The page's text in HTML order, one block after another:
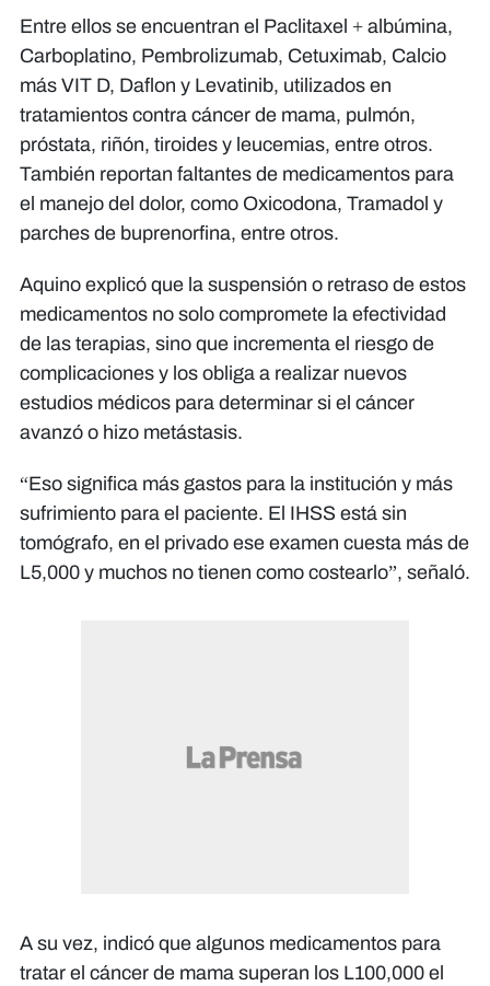
Entre ellos se encuentran el Paclitaxel + albúmina,
Carboplatino, Pembrolizumab, Cetuximab, Calcio
más VIT D, Daflon y Levatinib, utilizados en
tratamientos contra cáncer de mama, pulmón,
próstata, riñón, tiroides y leucemias, entre otros.
También reportan faltantes de medicamentos para
el manejo del dolor, como Oxicodona, Tramadol y
parches de buprenorfina, entre otros.
Aquino explicó que la suspensión o retraso de estos
medicamentos no solo compromete la efectividad
de las terapias, sino que incrementa el riesgo de
complicaciones y los obliga a realizar nuevos
estudios médicos para determinar si el cáncer
avanzó o hizo metástasis.
“Eso significa más gastos para la institución y más
sufrimiento para el paciente. El IHSS está sin
tomógrafo, en el privado ese examen cuesta más de
L5,000 y muchos no tienen como costearlo”, señaló.
A su vez, indicó que algunos medicamentos para
tratar el cáncer de mama superan los L100,000 el